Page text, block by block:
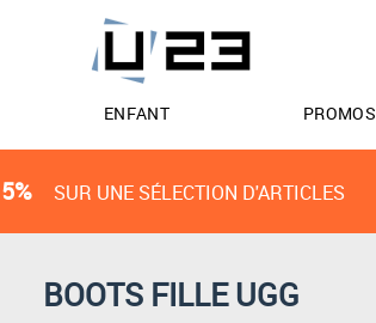
ENFANT PROMOS
SUR UNE SÉLECTION D'ARTICLES
BOOTS FILLE UGG